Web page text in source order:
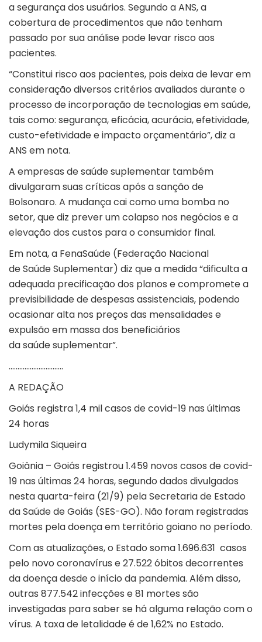
a segurança dos usuários. Segundo a ANS, a
cobertura de procedimentos que não tenham
passado por sua análise pode levar risco aos
pacientes.
“Constitui risco aos pacientes, pois deixa de levar em
consideração diversos critérios avaliados durante o
processo de incorporação de tecnologias em saúde,
tais como: segurança, eficácia, acurácia, efetividade,
custo-efetividade e impacto orçamentário”, diz a
ANS em nota.
A empresas de saúde suplementar também
divulgaram suas críticas após a sanção de
Bolsonaro. A mudança cai como uma bomba no
setor, que diz prever um colapso nos negócios e a
elevação dos custos para o consumidor final.
Em nota, a FenaSaúde (Federação Nacional
de Saúde Suplementar) diz que a medida “dificulta a
adequada precificação dos planos e compromete a
previsibilidade de despesas assistenciais, podendo
ocasionar alta nos preços das mensalidades e
expulsão em massa dos beneficiários
da saúde suplementar”.
………………………….
A REDAÇÃO
Goiás registra 1,4 mil casos de covid-19 nas últimas
24 horas
Ludymila Siqueira
Goiânia – Goiás registrou 1.459 novos casos de covid-
19 nas últimas 24 horas, segundo dados divulgados
nesta quarta-feira (21/9) pela Secretaria de Estado
da Saúde de Goiás (SES-GO). Não foram registradas
mortes pela doença em território goiano no período.
Com as atualizações, o Estado soma 1.696.631 casos
pelo novo coronavírus e 27.522 óbitos decorrentes
da doença desde o início da pandemia. Além disso,
outras 877.542 infecções e 81 mortes são
investigadas para saber se há alguma relação com o
vírus. A taxa de letalidade é de 1,62% no Estado.